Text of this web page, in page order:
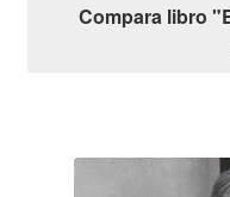
Compara libro